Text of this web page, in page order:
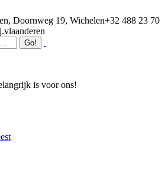
Doornweg 19, Wichelen+32 488 23 70
is voor ons!